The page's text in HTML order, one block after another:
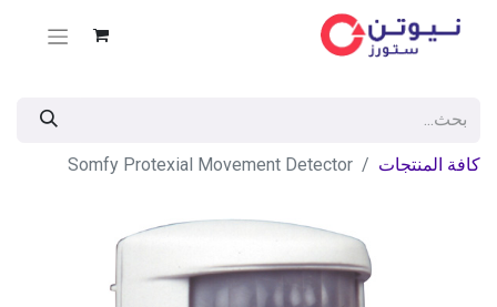
كافة المنتجات Somfy Protexial Movement Detector